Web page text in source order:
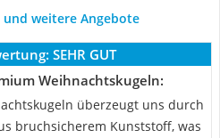
und weitere Angebote
SEHR GUT
Weihnachtskugeln:
überzeugt uns durch
bruchsicherem Kunststoff, was